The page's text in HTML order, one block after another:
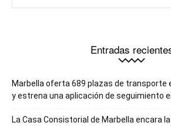
Entradas
Marbella oferta 689 plazas de transporte
y estrena una aplicación de seguimiento
La Casa Consistorial de Marbella encara